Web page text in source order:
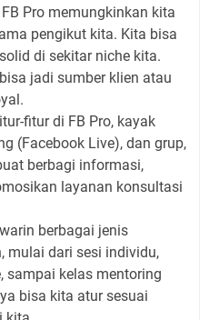
FB Pro memungkinkan kita
pengikut kita. Kita bisa
di sekitar niche kita.
jadi sumber klien atau
fitur di FB Pro, kayak
(Facebook Live), dan grup,
berbagi informasi,
layanan konsultasi
berbagai jenis
mulai dari sesi individu,
sampai kelas mentoring
bisa kita atur sesuai